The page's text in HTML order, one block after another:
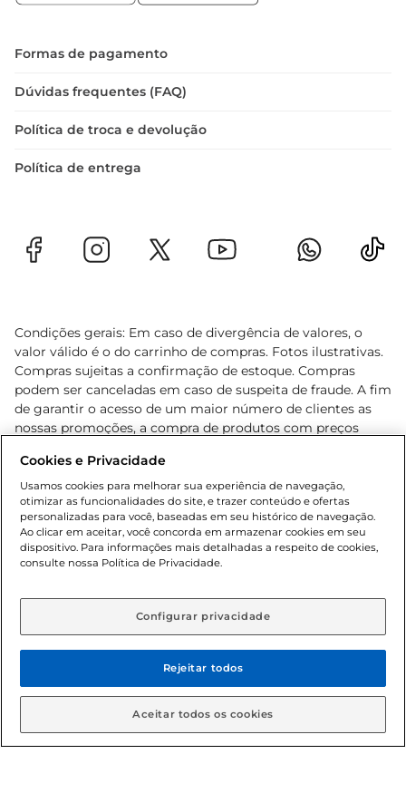
sabores que vai surpreender.
Formas de pagamento
Dúvidas frequentes (FAQ)
Política de troca e devolução
Política de entrega
Condições gerais: Em caso de divergência de valores, o
valor válido é o do carrinho de compras. Fotos ilustrativas.
Compras sujeitas a confirmação de estoque. Compras
podem ser canceladas em caso de suspeita de fraude. A fim
de garantir o acesso de um maior número de clientes as
nossas promoções, a compra de produtos com preços
cliente. Os preços, ofertas e condições são exclusivos para
o e-commerce e válidos durante o dia de hoje, podendo
sofrer alterações sem prévia notificação. Proibida a venda
de bebidas alcoólicas para menores de 18 anos, conforme
Lei n.º 8069/90, art. 81, inciso II (Estatuto da Criança e do
Adolescente). Preços e condições exclusivos para o
aviso prévio. O valor mínimo para as compras on-line é de
© 2026 Copyright. Todos os direitos
reservados Gbarbosa.
Cookies e Privacidade
Usamos cookies para melhorar sua experiência de navegação,
otimizar as funcionalidades do site, e trazer conteúdo e ofertas
personalizadas para você, baseadas em seu histórico de navegação.
Ao clicar em aceitar, você concorda em armazenar cookies em seu
dispositivo. Para informações mais detalhadas a respeito de cookies,
consulte nossa Política de Privacidade.
Configurar privacidade
Rejeitar todos
Aceitar todos os cookies